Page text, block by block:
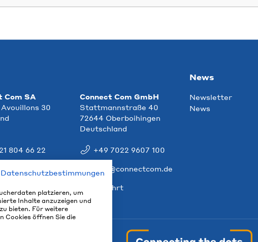
Com SA
30
804 66 22
Connect Com GmbH
Stattmannstraße 40
72644 Oberboihingen
Deutschland
+49 7022 9607 100
info@connectcom.de
Anfahrt
News
Newsletter
News
Datenschutzbestimmungen
platzieren, um
Inhalte anzuzeigen und
bieten. Für weitere
Cookies öffnen Sie die